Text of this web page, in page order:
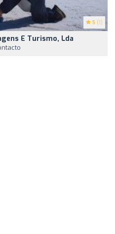
5 (1)
E Turismo, Lda